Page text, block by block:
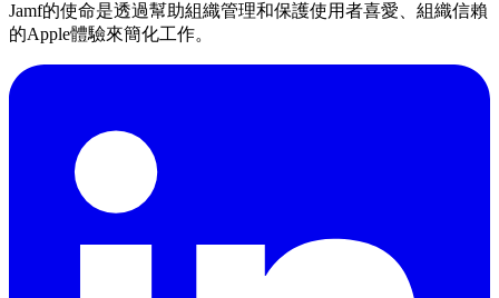
Jamf的使命是透過幫助組織管理和保護使用者喜愛、組織信賴
的Apple體驗來簡化工作。